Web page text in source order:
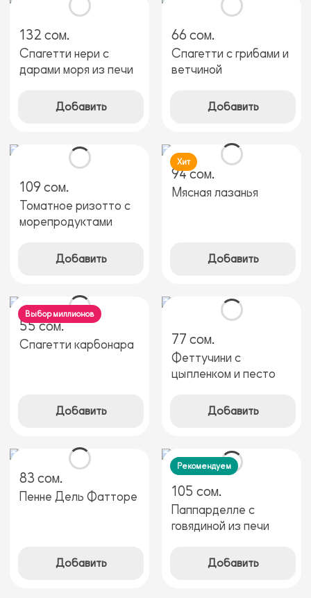
132 сом.
Спагетти нери с
дарами моря из печи
Добавить
66 сом.
Спагетти с грибами и
ветчиной
Добавить
109 сом.
Томатное ризотто с
морепродуктами
Добавить
94 сом.
Мясная лазанья
Добавить
Хит
55 сом.
Спагетти карбонара
Добавить
Выбор миллионов
77 сом.
Феттучини с
цыпленком и песто
Добавить
83 сом.
Пенне Дель Фатторе
Добавить
105 сом.
Паппарделле с
говядиной из печи
Добавить
Рекомендуем